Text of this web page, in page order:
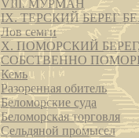
VIII. МУРМАН
IX. ТЕРСКИЙ БЕРЕГ
Лов семги
X. ПОМОРСКИЙ
СОБСТВЕННО
Кемь
Разоренная обитель
Беломорские суда
Беломорская торговля
Сельдяной промысел